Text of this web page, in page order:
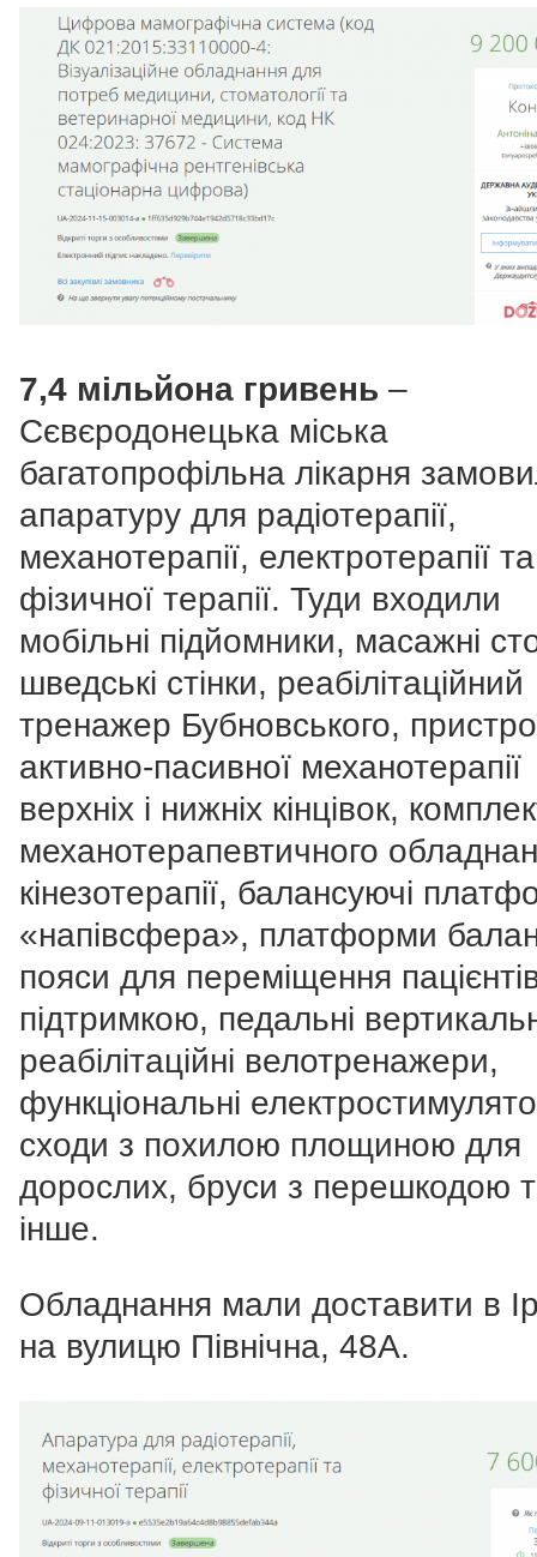
7,4 мільйона гривень –
Сєвєродонецька міська
багатопрофільна лікарня
апаратуру для радіотерапії,
механотерапії, електротерапії та
фізичної терапії. Туди входили
мобільні підйомники, масажні
шведські стінки, реабілітаційний
тренажер Бубновського,
активно-пасивної механотерапії
верхніх і нижніх кінцівок,
механотерапевтичного
кінезотерапії, балансуючі
«напівсфера», платформи
пояси для переміщення
підтримкою, педальні
реабілітаційні велотренажери,
функціональні
сходи з похилою площиною для
дорослих, бруси з перешкодою
інше.
Обладнання мали доставити в
на вулицю Північна, 48А.